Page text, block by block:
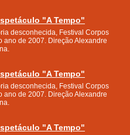
"A Tempo"
desconhecida, Festival Corpos
ano de 2007. Direção Alexandre
"A Tempo"
desconhecida, Festival Corpos
ano de 2007. Direção Alexandre
"A Tempo"